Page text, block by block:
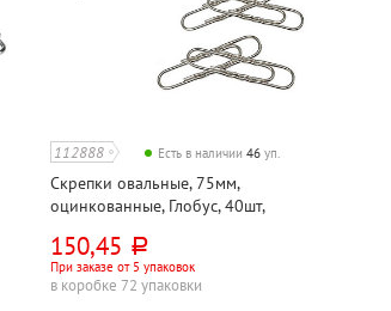
112888 Есть в наличии46 уп.
Скрепки овальные, 75мм,
оцинкованные, Глобус, 40шт,
150,45 руб.
При заказе от 5 упаковок
в коробке 72 упаковки